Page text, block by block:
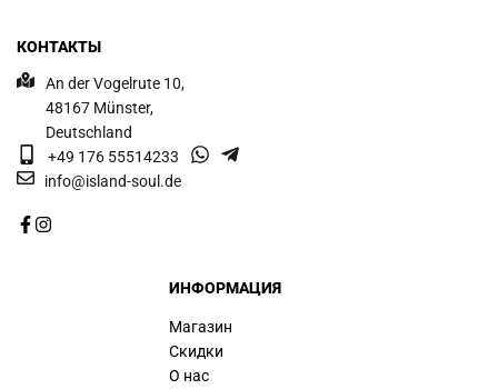
КОНТАКТЫ
An der Vogelrute 10,
48167 Münster,
Deutschland
+49 176 55514233
info@island-soul.de
ИНФОРМАЦИЯ
Магазин
Скидки
О нас